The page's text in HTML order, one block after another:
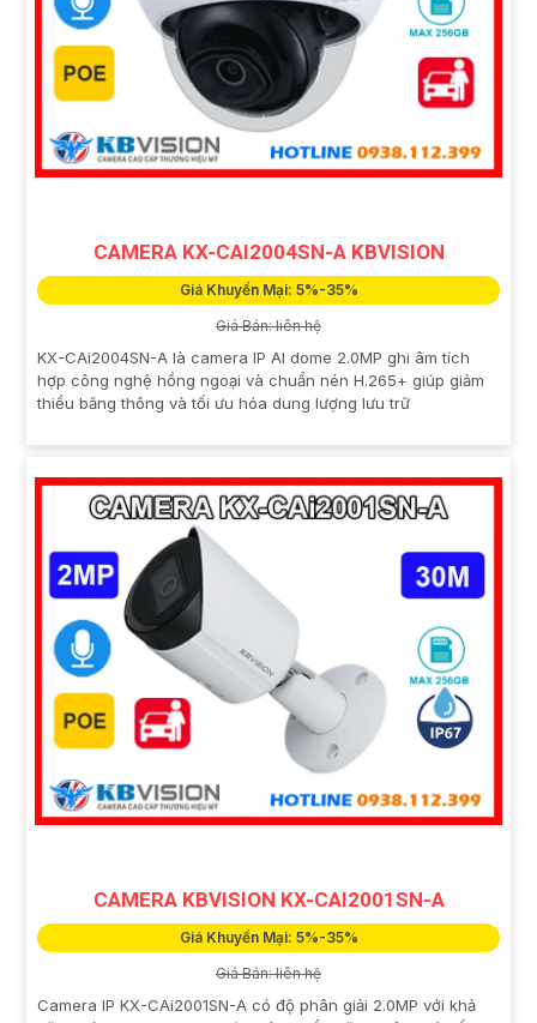
CAMERA KX-CAI2004SN-A KBVISION
Giá Khuyến Mại: 5%-35%
Giá Bán: liên hệ
KX-CAi2004SN-A là camera IP AI dome 2.0MP ghi âm tích
hợp công nghệ hồng ngoại và chuẩn nén H.265+ giúp giảm
thiểu băng thông và tối ưu hóa dung lượng lưu trữ
CAMERA KBVISION KX-CAI2001SN-A
Giá Khuyến Mại: 5%-35%
Giá Bán: liên hệ
Camera IP KX-CAi2001SN-A có độ phân giải 2.0MP với khả